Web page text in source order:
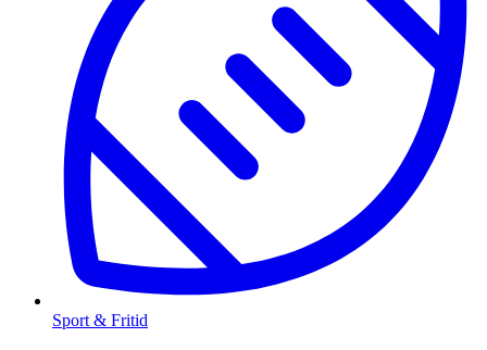
Sport & Fritid